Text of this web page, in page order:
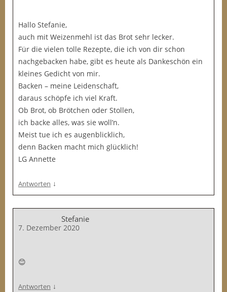
Hallo Stefanie,
auch mit Weizenmehl ist das Brot sehr lecker.
Für die vielen tolle Rezepte, die ich von dir schon
nachgebacken habe, gibt es heute als Dankeschön ein
kleines Gedicht von mir.
Backen – meine Leidenschaft,
daraus schöpfe ich viel Kraft.
Ob Brot, ob Brötchen oder Stollen,
ich backe alles, was sie woll’n.
Meist tue ich es augenblicklich,
denn Backen macht mich glücklich!
LG Annette
Antworten ↓
Stefanie
7. Dezember 2020
😊
Antworten ↓